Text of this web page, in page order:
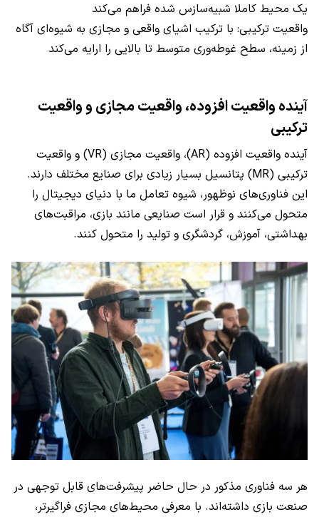
یک محیط کاملا شبیه‌سازس شده فراهم می‌کند
واقعیت ترکیبی: با ترکیب اشیای واقعی و مجازی به شیوه‌ای آگاه
از زمینه، سطح غوطه‌وری متوسط تا بالایی را ارایه می‌کند
آینده واقعیت افزوده، واقعیت مجازی و واقعیت
ترکیبی
آینده واقعیت افزوده (AR)، واقعیت مجازی (VR) و واقعیت
ترکیبی (MR) پتانسیل بسیار زیادی برای صنایع مختلف دارند.
این فناوری‌های نوظهور، شیوه تعامل ما با دنیای دیجیتال را
متحول می‌کنند و قرار است صنایعی مانند بازی، مراقبت‌های
بهداشتی، آموزش، گردشگری و تولید را متحول کنند.
هر سه فناوری مذکور در حال حاضر پیشرفت‌های قابل توجهی در
صنعت بازی داشته‌اند. با معرفی محیط‌های مجازی فراگیرتر،